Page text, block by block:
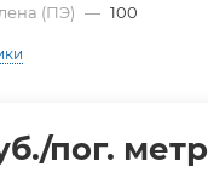
(ПЭ) — 100
/пог. метр